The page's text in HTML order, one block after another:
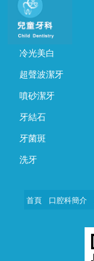
冷光美白
超聲波潔牙
噴砂潔牙
牙結石
牙菌斑
洗牙
首頁 口腔科簡介